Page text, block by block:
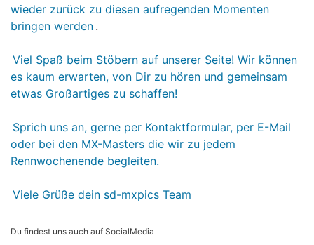
wieder zurück zu diesen aufregenden Momenten
bringen werden .
Viel Spaß beim Stöbern auf unserer Seite! Wir können
es kaum erwarten, von Dir zu hören und gemeinsam
etwas Großartiges zu schaffen!
Sprich uns an, gerne per Kontaktformular, per E-Mail
oder bei den MX-Masters die wir zu jedem
Rennwochenende begleiten.
Viele Grüße dein sd-mxpics Team
Du findest uns auch auf SocialMedia